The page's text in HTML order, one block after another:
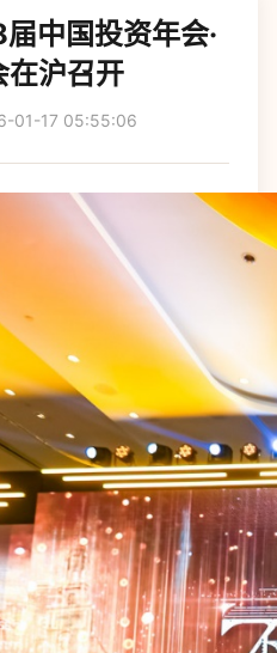
中国投资年会·
在沪召开
01-17 05:55:06